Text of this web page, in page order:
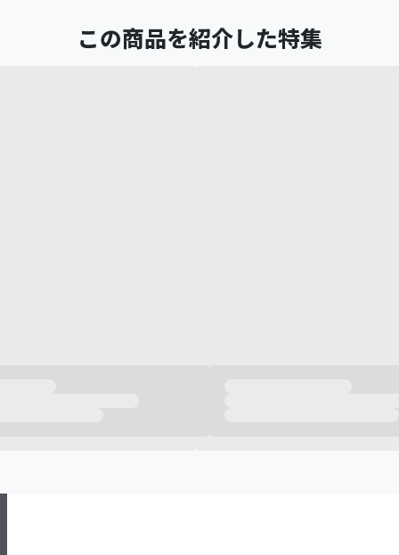
この商品を紹介した特集